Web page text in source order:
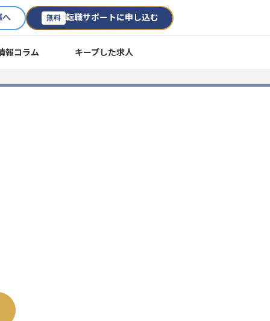
へ 無料 転職サポートに申し込む
報コラム キープした求人